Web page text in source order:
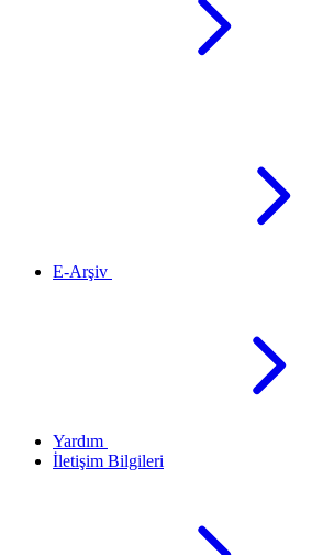
E-Arşiv
Yardım
İletişim Bilgileri